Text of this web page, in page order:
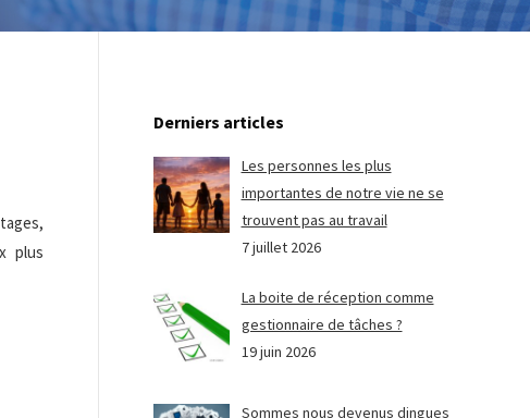
plus
Derniers articles
Les personnes les plus
importantes de notre vie ne se
trouvent pas au travail
7 juillet 2026
La boite de réception comme
gestionnaire de tâches ?
19 juin 2026
Sommes nous devenus dingues